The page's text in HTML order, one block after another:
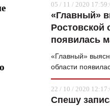
05 / 11 / 2020
«Главный»
Ростовской
появилась
«Главный»
области
22 / 10 / 2020
Спешу